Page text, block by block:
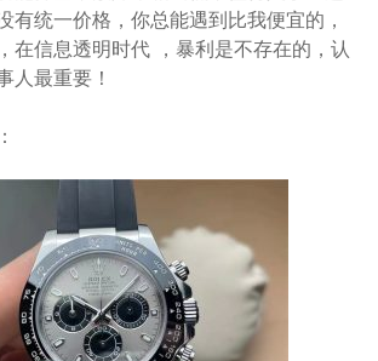
有统一价格，你总能遇到比我便宜的，
在信息透明时代 ，暴利是不存在的，认
人最重要！